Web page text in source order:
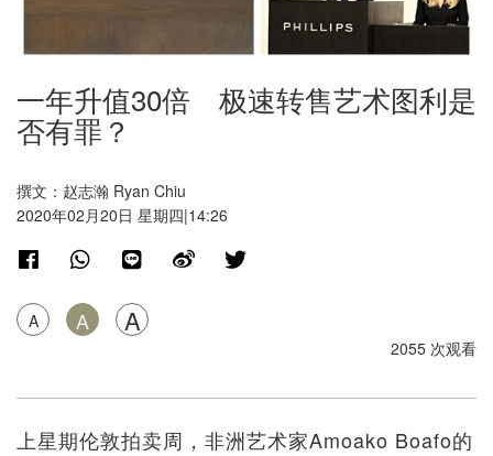
一年升值30倍 极速转售艺术图利是
否有罪？
撰文：赵志瀚 Ryan Chiu
2020年02月20日 星期四|14:26
A A A
2055 次观看
上星期伦敦拍卖周，非洲艺术家Amoako Boafo的